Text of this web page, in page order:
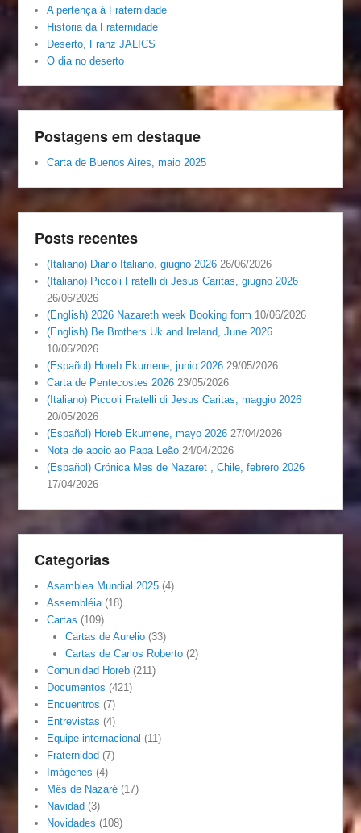
A pertença á Fraternidade
História da Fraternidade
Deserto, Franz JALICS
O dia no deserto
Postagens em destaque
Carta de Buenos Aires, maio 2025
Posts recentes
(Italiano) Diario Italiano, giugno 2026 26/06/2026
(Italiano) Piccoli Fratelli di Jesus Caritas, giugno 2026
26/06/2026
(English) 2026 Nazareth week Booking form 10/06/2026
(English) Be Brothers Uk and Ireland, June 2026
10/06/2026
(Español) Horeb Ekumene, junio 2026 29/05/2026
Carta de Pentecostes 2026 23/05/2026
(Italiano) Piccoli Fratelli di Jesus Caritas, maggio 2026
20/05/2026
(Español) Horeb Ekumene, mayo 2026 27/04/2026
Nota de apoio ao Papa Leão 24/04/2026
(Español) Crónica Mes de Nazaret , Chile, febrero 2026
17/04/2026
Categorias
Asamblea Mundial 2025 (4)
Assembléia (18)
Cartas (109)
Cartas de Aurelio(33)
Cartas de Carlos Roberto(2)
Comunidad Horeb (211)
Documentos (421)
Encuentros (7)
Entrevistas (4)
Equipe internacional (11)
Fraternidad (7)
Imágenes (4)
Mês de Nazaré (17)
Navidad (3)
Novidades (108)